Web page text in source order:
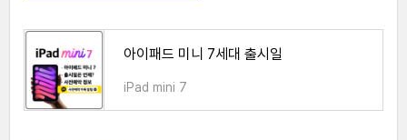
아이패드 미니 7세대 출시일
iPad mini 7